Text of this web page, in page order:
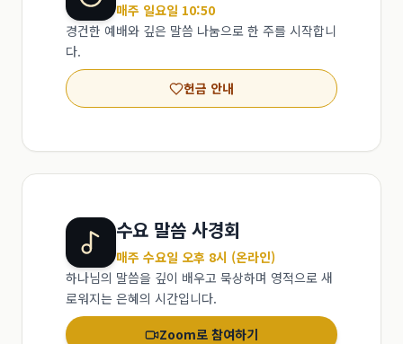
매주 일요일 10:50
경건한 예배와 깊은 말씀 나눔으로 한 주를 시작합니
다.
헌금 안내
수요 말씀 사경회
매주 수요일 오후 8시 (온라인)
하나님의 말씀을 깊이 배우고 묵상하며 영적으로 새
로워지는 은혜의 시간입니다.
Zoom로 참여하기